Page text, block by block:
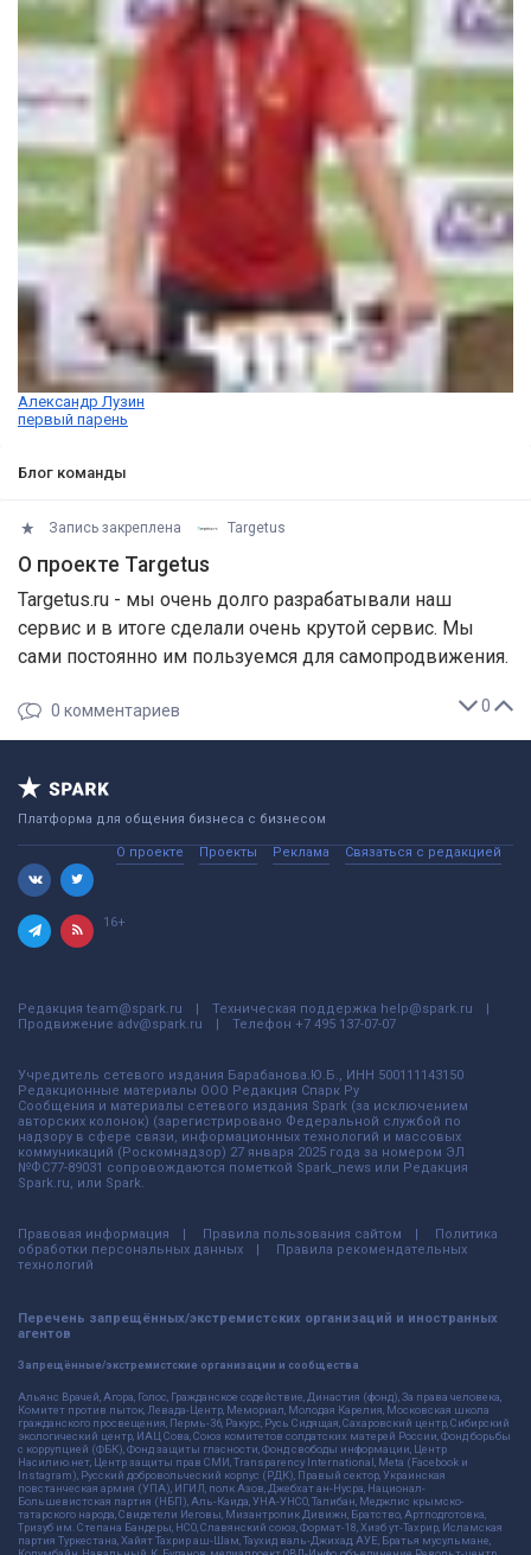
Александр Лузин
первый парень
Блог команды
Запись закреплена Targetus
О проекте Targetus
Targetus.ru - мы очень долго разрабатывали наш
сервис и в итоге сделали очень крутой сервис. Мы
сами постоянно им пользуемся для самопродвижения.
0
0 комментариев
Платформа для общения бизнеса с бизнесом
О проекте Проекты Реклама Связаться с редакцией
16+
Редакция team@spark.ru Техническая поддержка help@spark.ru
Продвижение adv@spark.ru Телефон +7 495 137-07-07
Учредитель сетевого издания Барабанова.Ю.Б., ИНН 500111143150
Редакционные материалы ООО Редакция Спарк Ру
Сообщения и материалы сетевого издания Spark (за исключением
авторских колонок) (зарегистрировано Федеральной службой по
надзору в сфере связи, информационных технологий и массовых
коммуникаций (Роскомнадзор) 27 января 2025 года за номером ЭЛ
№ФС77-89031 сопровождаются пометкой Spark_news или Редакция
Spark.ru, или Spark.
Правовая информация Правила пользования сайтом
Политика
обработки персональных данных
Правила рекомендательных
технологий
Перечень запрещённых/экстремистских организаций и иностранных
агентов
Запрещённые/экстремистские организации и сообщества
Альянс Врачей, Агора, Голос, Гражданское содействие, Династия (фонд), За права человека,
Комитет против пыток, Левада-Центр, Мемориал, Молодая Карелия, Московская школа
гражданского просвещения, Пермь-36, Ракурс, Русь Сидящая, Сахаровский центр, Сибирский
экологический центр, ИАЦ Сова, Союз комитетов солдатских матерей России, Фонд борьбы
с коррупцией (ФБК), Фонд защиты гласности, Фонд свободы информации, Центр
Насилию.нет, Центр защиты прав СМИ, Transparency International, Meta (Facebook и
Instagram), Русский добровольческий корпус (РДК), Правый сектор, Украинская
повстанческая армия (УПА), ИГИЛ, полк Азов, Джебхат ан-Нусра, Национал-
Большевистская партия (НБП), Аль-Каида, УНА-УНСО, Талибан, Меджлис крымско-
татарского народа, Свидетели Иеговы, Мизантропик Дивижн, Братство, Артподготовка,
Тризуб им. Степана Бандеры, НСО, Славянский союз, Формат-18, Хизб ут-Тахрир, Исламская
партия Туркестана, Хайят Тахрир аш-Шам, Таухид валь-Джихад, АУЕ, Братья мусульмане,